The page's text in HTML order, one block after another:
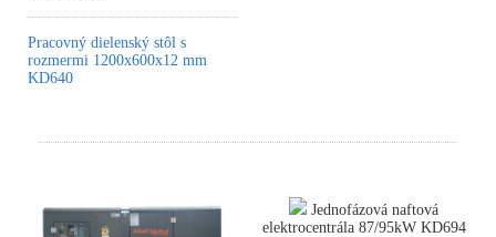
Pracovný dielenský stôl s
rozmermi 1200x600x12 mm
KD640
Jednofázová naftová
elektrocentrála 87/95kW KD694